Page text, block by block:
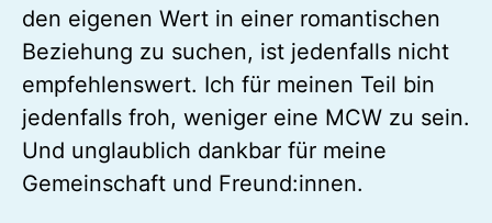
den eigenen Wert in einer romantischen
Beziehung zu suchen, ist jedenfalls nicht
empfehlenswert. Ich für meinen Teil bin
jedenfalls froh, weniger eine MCW zu sein.
Und unglaublich dankbar für meine
Gemeinschaft und Freund:innen.